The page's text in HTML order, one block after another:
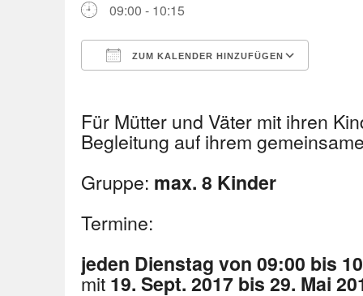
09:00 - 10:15
ZUM KALENDER HINZUFÜGEN
Für Mütter und Väter mit ihren
Begleitung auf ihrem
Gruppe: max. 8 Kinder
Termine:
jeden Dienstag von 09:00 bis
mit 19. Sept. 2017 bis 29. Mai